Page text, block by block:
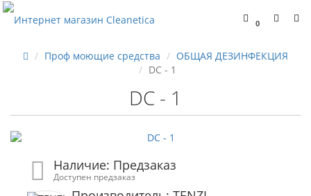
0
Проф моющие средства
ОБЩАЯ ДЕЗИНФЕКЦИЯ
DC - 1
DC - 1
Наличие: Предзаказ
Доступен предзаказ